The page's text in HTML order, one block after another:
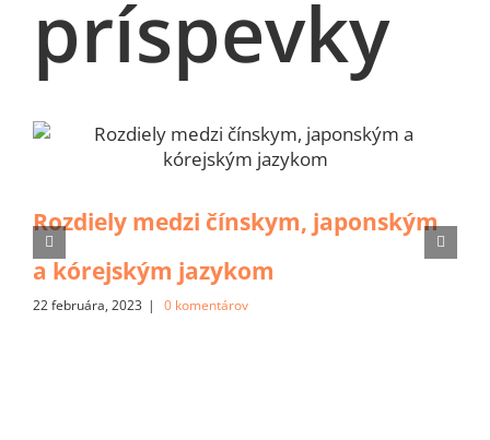
príspevky
Rozdiely medzi čínskym, japonským
a kórejským jazykom
22 februára, 2023 | 0 komentárov